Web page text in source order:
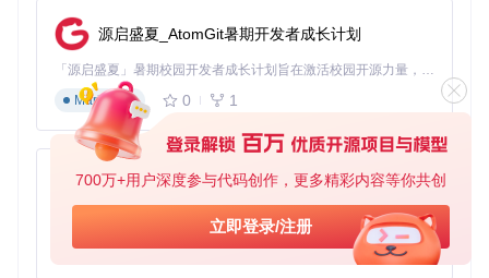
700万+用户深度参与代码创作，更多精彩内容等你共创
立即登录/注册
3. 高级技巧：自定义您的播放器
主题切换：设置中提供10种预设主题，支持深色/浅色模式
自动切换
播放队列
：拖拽文件至底部控制栏即可创建播放列表
热键自定义：通过设置 > 快捷键
四、社区生态：开源项目的持续进化
1. 多语言支持：全球化协作成果
项目通过Crowdin平台维护30+种语言翻译，包括简体中文、
日文、阿拉伯语等，社区贡献者平均响应翻译请求时间不超过
Screenbox/Strings/目录，欢迎贡
源启盛夏_AtomGit暑期开发者成长计划
「源启盛夏」暑期校园开发者成长计划旨在激活校园开源力量，通过积分激励、认证扶持、资源倾斜等形式，引导高校组织和开发者完成「入驻 — 建项目 — 做贡献 — 获认证 — 得资源」的完整闭环。无论你是想带领社团入驻平台的组织者，还是希望用代码贡献证明自己的开发者，都能在这里找到属于你的成长路径。
Markdown
0 1
py-xiaozhi
基于Python的Xiaozhi AI，适用于想要完整Xiaozhi体验而无需拥有专用硬件的用户。
Python
0 1